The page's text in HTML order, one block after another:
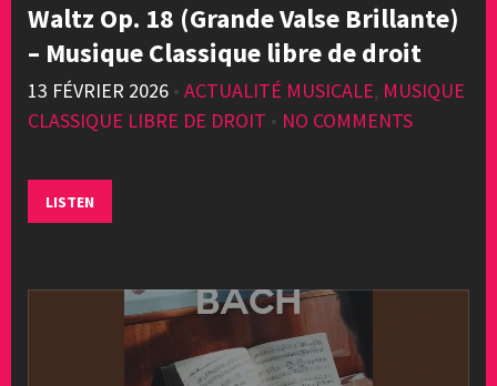
Waltz Op. 18 (Grande Valse Brillante)
– Musique Classique libre de droit
13 FÉVRIER 2026 • ACTUALITÉ MUSICALE, MUSIQUE
CLASSIQUE LIBRE DE DROIT • NO COMMENTS
LISTEN